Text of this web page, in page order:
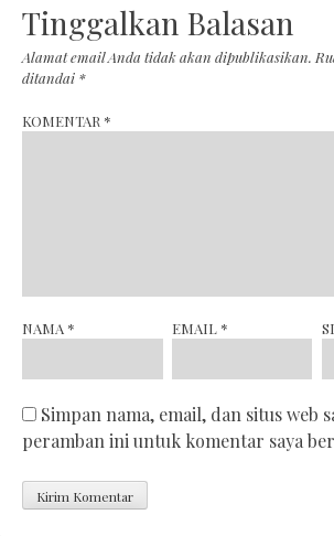
Tinggalkan Balasan
Alamat email Anda tidak akan dipublikasikan.
ditandai *
KOMENTAR *
NAMA * EMAIL *
Simpan nama, email, dan situs web
peramban ini untuk komentar saya